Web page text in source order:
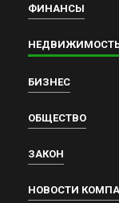
ФИНАНСЫ
БИЗНЕС
ОБЩЕСТВО
ЗАКОН
НОВОСТИ